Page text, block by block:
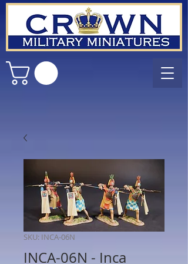
SKU: INCA-06N
INCA-06N - Inca